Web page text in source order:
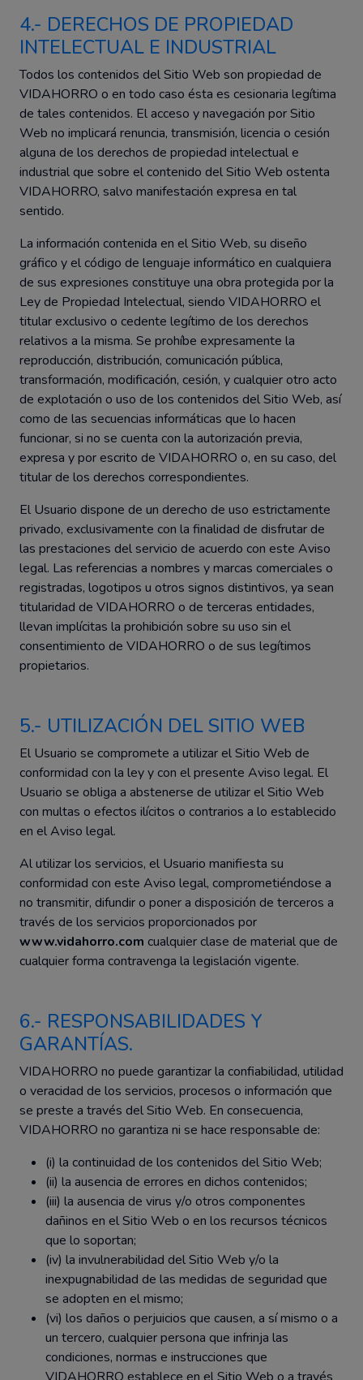
4.- DERECHOS DE PROPIEDAD
INTELECTUAL E INDUSTRIAL
Todos los contenidos del Sitio Web son propiedad de
VIDAHORRO o en todo caso ésta es cesionaria legítima
de tales contenidos. El acceso y navegación por Sitio
Web no implicará renuncia, transmisión, licencia o cesión
alguna de los derechos de propiedad intelectual e
industrial que sobre el contenido del Sitio Web ostenta
VIDAHORRO, salvo manifestación expresa en tal
sentido.
La información contenida en el Sitio Web, su diseño
gráfico y el código de lenguaje informático en cualquiera
de sus expresiones constituye una obra protegida por la
Ley de Propiedad Intelectual, siendo VIDAHORRO el
titular exclusivo o cedente legítimo de los derechos
relativos a la misma. Se prohíbe expresamente la
reproducción, distribución, comunicación pública,
transformación, modificación, cesión, y cualquier otro acto
de explotación o uso de los contenidos del Sitio Web, así
como de las secuencias informáticas que lo hacen
funcionar, si no se cuenta con la autorización previa,
expresa y por escrito de VIDAHORRO o, en su caso, del
titular de los derechos correspondientes.
El Usuario dispone de un derecho de uso estrictamente
privado, exclusivamente con la finalidad de disfrutar de
las prestaciones del servicio de acuerdo con este Aviso
legal. Las referencias a nombres y marcas comerciales o
registradas, logotipos u otros signos distintivos, ya sean
titularidad de VIDAHORRO o de terceras entidades,
llevan implícitas la prohibición sobre su uso sin el
consentimiento de VIDAHORRO o de sus legítimos
propietarios.
5.- UTILIZACIÓN DEL SITIO WEB
El Usuario se compromete a utilizar el Sitio Web de
conformidad con la ley y con el presente Aviso legal. El
Usuario se obliga a abstenerse de utilizar el Sitio Web
con multas o efectos ilícitos o contrarios a lo establecido
en el Aviso legal.
Al utilizar los servicios, el Usuario manifiesta su
conformidad con este Aviso legal, comprometiéndose a
no transmitir, difundir o poner a disposición de terceros a
través de los servicios proporcionados por
www.vidahorro.com cualquier clase de material que de
cualquier forma contravenga la legislación vigente.
6.- RESPONSABILIDADES Y
GARANTÍAS.
VIDAHORRO no puede garantizar la confiabilidad, utilidad
o veracidad de los servicios, procesos o información que
se preste a través del Sitio Web. En consecuencia,
VIDAHORRO no garantiza ni se hace responsable de:
(i) la continuidad de los contenidos del Sitio Web;
(ii) la ausencia de errores en dichos contenidos;
(iii) la ausencia de virus y/o otros componentes
dañinos en el Sitio Web o en los recursos técnicos
que lo soportan;
(iv) la invulnerabilidad del Sitio Web y/o la
inexpugnabilidad de las medidas de seguridad que
se adopten en el mismo;
(vi) los daños o perjuicios que causen, a sí mismo o a
un tercero, cualquier persona que infrinja las
condiciones, normas e instrucciones que